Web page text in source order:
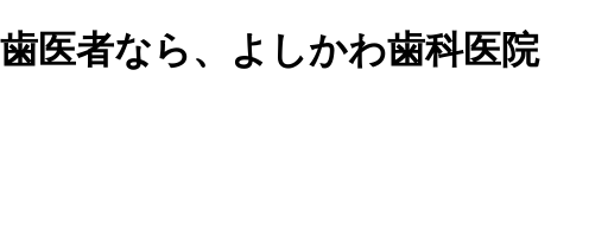
医者なら、よしかわ歯科医院